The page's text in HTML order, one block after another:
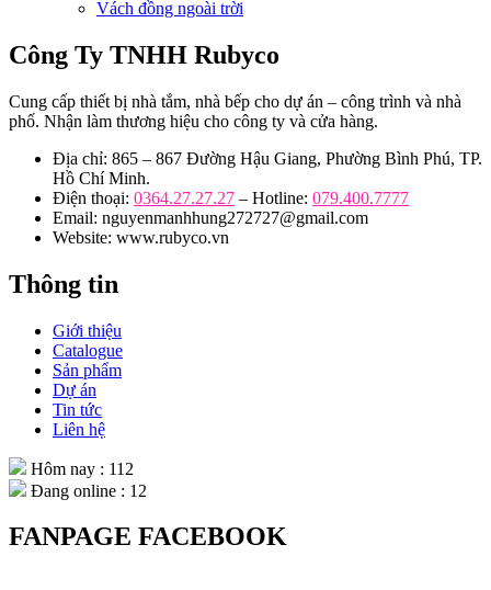
Vách đồng ngoài trời
Công Ty TNHH Rubyco
Cung cấp thiết bị nhà tắm, nhà bếp cho dự án – công trình và nhà
phố. Nhận làm thương hiệu cho công ty và cửa hàng.
Địa chỉ: 865 – 867 Đường Hậu Giang, Phường Bình Phú, TP.
Hồ Chí Minh.
Điện thoại: 0364.27.27.27 – Hotline: 079.400.7777
Email: nguyenmanhhung272727@gmail.com
Website: www.rubyco.vn
Thông tin
Giới thiệu
Catalogue
Sản phẩm
Dự án
Tin tức
Liên hệ
Hôm nay : 112
Đang online : 12
FANPAGE FACEBOOK